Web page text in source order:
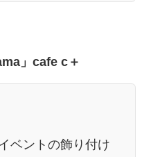
」cafe c＋
ベントの飾り付け